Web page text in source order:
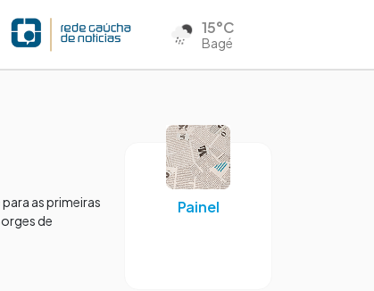
15°C
Bagé
as primeiras
de
Painel